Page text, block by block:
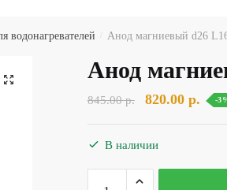
водонагревателей Анод магниевый d26
🔍 Анод
845.00р.
составляла
845.00 р..
820.00 р. -
В наличии
Количество